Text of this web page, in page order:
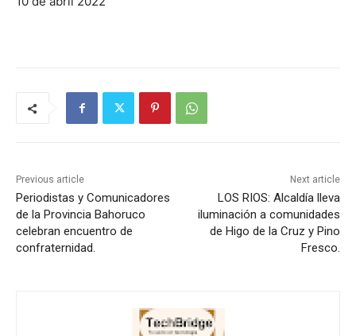
Previous article
Periodistas y Comunicadores
de la Provincia Bahoruco
celebran encuentro de
confraternidad.
Next article
LOS RIOS: Alcaldía lleva
iluminación a comunidades
de Higo de la Cruz y Pino
Fresco.